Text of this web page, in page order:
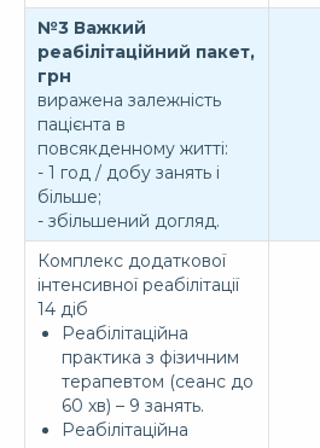
№3 Важкий
реабілітаційний пакет,
грн
виражена залежність
пацієнта в
повсякденному житті:
- 1 год / добу занять і
більше;
- збільшений догляд.
Комплекс додаткової
інтенсивної реабілітації
14 діб
Реабілітаційна
практика з фізичним
терапевтом (сеанс до
60 хв) – 9 занять.
Реабілітаційна